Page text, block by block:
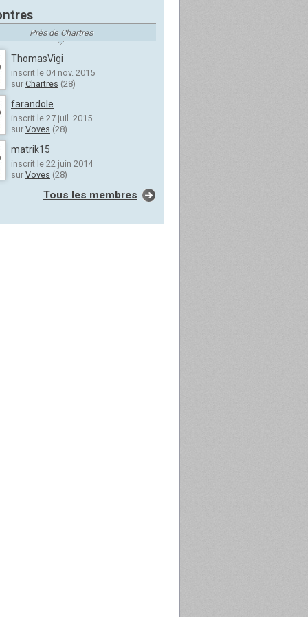
Près de Chartres
ThomasVigi
inscrit le 04 nov. 2015
sur Chartres (28)
farandole
inscrit le 27 juil. 2015
sur Voves (28)
matrik15
inscrit le 22 juin 2014
sur Voves (28)
Tous les membres